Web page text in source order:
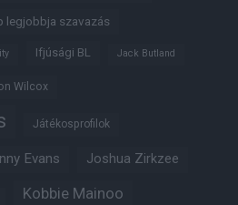
legjobbja szavazás
Ifjúsági BL Jack Butland
Wilcox
Játékosprofilok
Evans Joshua Zirkzee
Kobbie Mainoo